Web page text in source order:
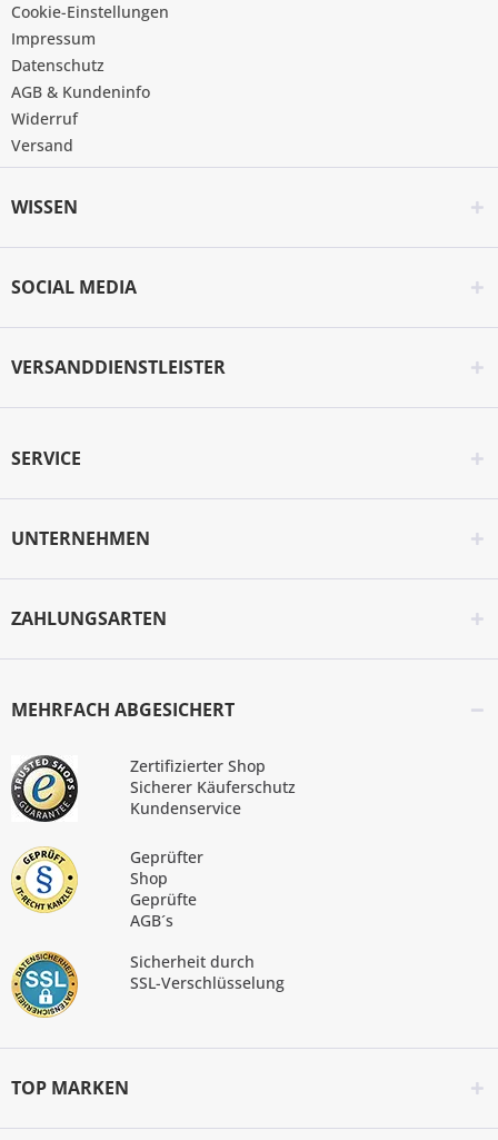
Cookie-Einstellungen
Impressum
Datenschutz
AGB & Kundeninfo
Widerruf
Versand
WISSEN
SOCIAL MEDIA
VERSANDDIENSTLEISTER
SERVICE
UNTERNEHMEN
ZAHLUNGSARTEN
MEHRFACH ABGESICHERT
Zertifizierter Shop
Sicherer Käuferschutz
Kundenservice
Geprüfter
Shop
Geprüfte
AGB´s
Sicherheit durch
SSL-Verschlüsselung
TOP MARKEN